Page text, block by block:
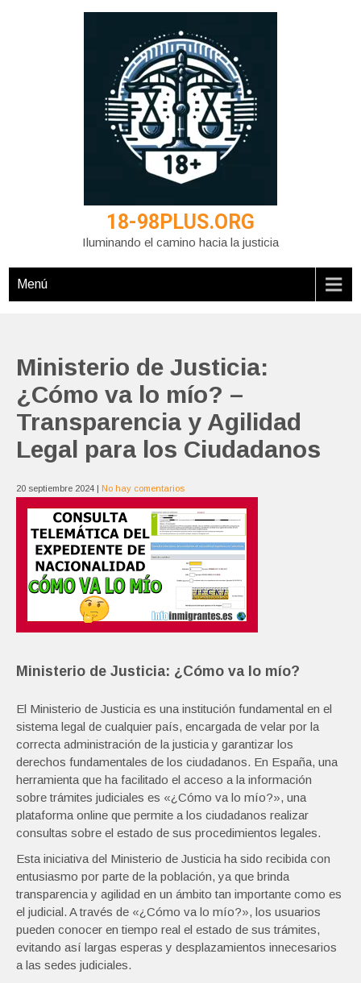
18-98PLUS.ORG
Iluminando el camino hacia la justicia
Menú
Ministerio de Justicia:
¿Cómo va lo mío? –
Transparencia y Agilidad
Legal para los Ciudadanos
20 septiembre 2024 | No hay comentarios
Ministerio de Justicia: ¿Cómo va lo mío?
El Ministerio de Justicia es una institución fundamental en el
sistema legal de cualquier país, encargada de velar por la
correcta administración de la justicia y garantizar los
derechos fundamentales de los ciudadanos. En España, una
herramienta que ha facilitado el acceso a la información
sobre trámites judiciales es «¿Cómo va lo mío?», una
plataforma online que permite a los ciudadanos realizar
consultas sobre el estado de sus procedimientos legales.
Esta iniciativa del Ministerio de Justicia ha sido recibida con
entusiasmo por parte de la población, ya que brinda
transparencia y agilidad en un ámbito tan importante como es
el judicial. A través de «¿Cómo va lo mío?», los usuarios
pueden conocer en tiempo real el estado de sus trámites,
evitando así largas esperas y desplazamientos innecesarios
a las sedes judiciales.